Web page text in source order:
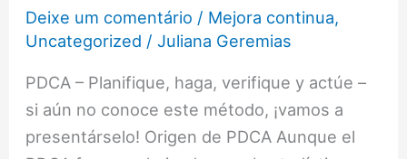
Deixe um comentário / Mejora continua,
Uncategorized /Juliana Geremias
PDCA – Planifique, haga, verifique y actúe –
si aún no conoce este método, ¡vamos a
presentárselo! Origen de PDCA Aunque el